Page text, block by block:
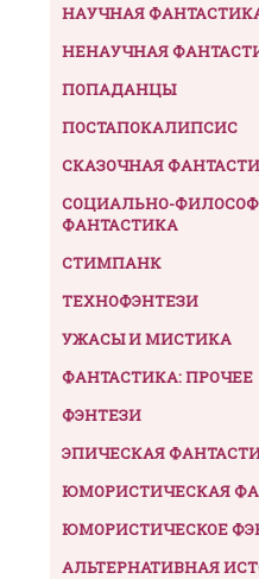
НАУЧНАЯ
НЕНАУЧНАЯ
ПОПАДАНЦЫ
ПОСТАПОКАЛИПСИС
СКАЗОЧНАЯ
СОЦИАЛЬНО-
ФАНТАСТИКА
СТИМПАНК
ТЕХНОФЭНТЕЗИ
УЖАСЫ И МИСТИКА
ФАНТАСТИКА: ПРОЧЕЕ
ФЭНТЕЗИ
ЭПИЧЕСКАЯ
ЮМОРИСТИЧЕСКАЯ
ЮМОРИСТИЧЕСКОЕ
АЛЬТЕРНАТИВНАЯ